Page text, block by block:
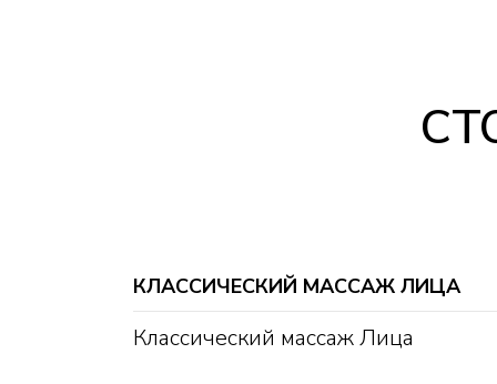
КЛАССИЧЕСКИЙ МАССАЖ ЛИЦА
Классический массаж Лица